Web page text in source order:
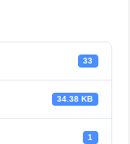
33
34.38 KB
1